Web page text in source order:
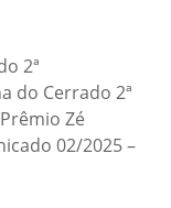
2ª
do Cerrado 2ª
Zé
02/2025 –